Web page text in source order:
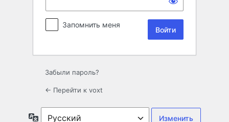
Запомнить меня
Забыли пароль?
← Перейти к voxt
Язык